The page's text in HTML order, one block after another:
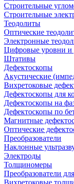
Строительные
Строительные
Теодолиты
Оптические
Электронные
Цифровые уровни и
Штативы
Дефектоскопы
Акустические
Вихретоковые
Дефектоскопы для
Дефектоскопы на
Дефектоскопы по
Магнитные
Оптические
Преобразователи
Наклонные
Электроды
Толщиномеры
Преобразователи
Вихретоковые